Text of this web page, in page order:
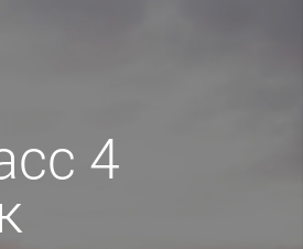
4